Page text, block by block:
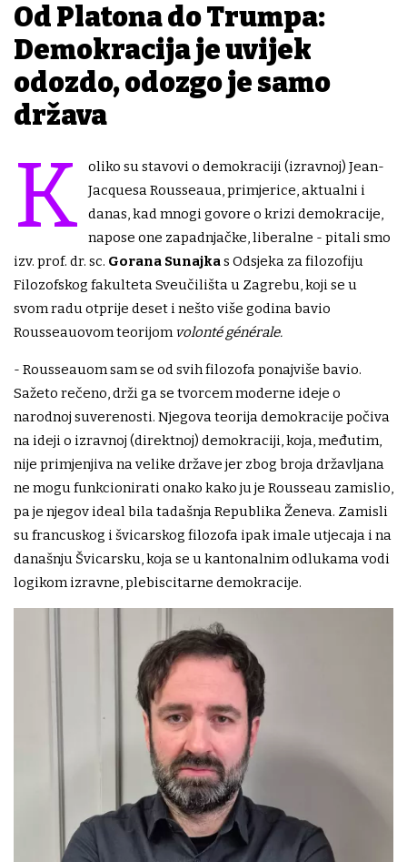
Od Platona do Trumpa:
Demokracija je uvijek
odozdo, odozgo je samo
država
K
oliko su stavovi o demokraciji (izravnoj) Jean-
Jacquesa Rousseaua, primjerice, aktualni i
danas, kad mnogi govore o krizi demokracije,
napose one zapadnjačke, liberalne - pitali smo
izv. prof. dr. sc. Gorana Sunajkas Odsjeka za filozofiju
Filozofskog fakulteta Sveučilišta u Zagrebu, koji se u
svom radu otprije deset i nešto više godina bavio
Rousseauovom teorijomvolonté générale.
- Rousseauom sam se od svih filozofa ponajviše bavio.
Sažeto rečeno, drži ga se tvorcem moderne ideje o
narodnoj suverenosti. Njegova teorija demokracije počiva
na ideji o izravnoj (direktnoj) demokraciji, koja, međutim,
nije primjenjiva na velike države jer zbog broja državljana
ne mogu funkcionirati onako kako ju je Rousseau zamislio,
pa je njegov ideal bila tadašnja Republika Ženeva. Zamisli
su francuskog i švicarskog filozofa ipak imale utjecaja i na
današnju Švicarsku, koja se u kantonalnim odlukama vodi
logikom izravne, plebiscitarne demokracije.